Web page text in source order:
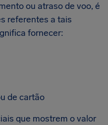
ou atraso de voo, é
referentes a tais
fornecer:
de cartão
que mostrem o valor